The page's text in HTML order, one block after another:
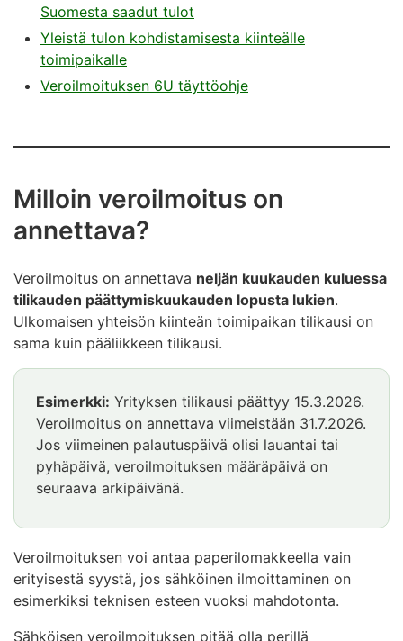
Suomesta saadut tulot
Yleistä tulon kohdistamisesta kiinteälle
toimipaikalle
Veroilmoituksen 6U täyttöohje
Milloin veroilmoitus on
annettava?
Veroilmoitus on annettava neljän kuukauden kuluessa
tilikauden päättymiskuukauden lopusta lukien.
Ulkomaisen yhteisön kiinteän toimipaikan tilikausi on
sama kuin pääliikkeen tilikausi.
Esimerkki: Yrityksen tilikausi päättyy 15.3.2026.
Veroilmoitus on annettava viimeistään 31.7.2026.
Jos viimeinen palautuspäivä olisi lauantai tai
pyhäpäivä, veroilmoituksen määräpäivä on
seuraava arkipäivänä.
Veroilmoituksen voi antaa paperilomakkeella vain
erityisestä syystä, jos sähköinen ilmoittaminen on
esimerkiksi teknisen esteen vuoksi mahdotonta.
Sähköisen veroilmoituksen pitää olla perillä